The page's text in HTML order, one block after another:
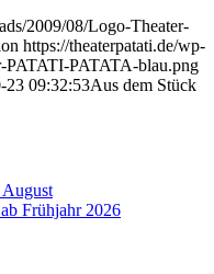
2009/08/Logo-Theater-
https://theaterpatati.de/wp-
PATATI-PATATA-blau.png
23 09:32:53Aus dem Stück
Frühjahr 2026